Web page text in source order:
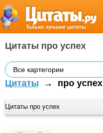
Цитаты про успех
Все картегории
Цитаты → про успех
Цитаты про успех